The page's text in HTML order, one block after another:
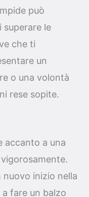
può
superare le
che ti
un
o una volontà
rese sopite.
accanto a una
inizio nella
fare un balzo